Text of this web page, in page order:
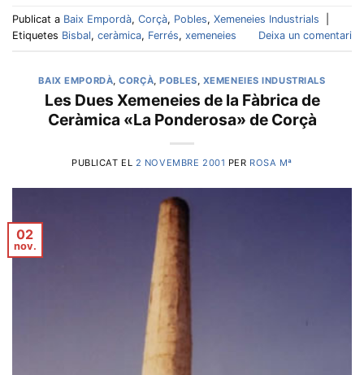
Publicat a Baix Empordà, Corçà, Pobles, Xemeneies Industrials
Etiquetes Bisbal, ceràmica, Ferrés, xemeneies Deixa un comentari
BAIX EMPORDÀ,CORÇÀ,POBLES, XEMENEIES INDUSTRIALS
Les Dues Xemeneies de la Fàbrica de
Ceràmica «La Ponderosa» de Corçà
PUBLICAT EL 2 NOVEMBRE 2001 PER ROSA Mª
02
nov.